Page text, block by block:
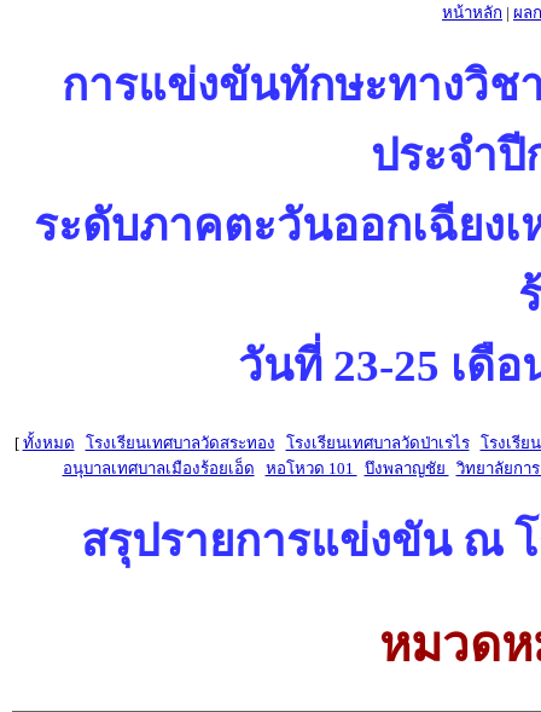
หน้าหลัก | ผล
การแข่งขันทักษะทางวิช
ประจำปี
ระดับภาคตะวันออกเฉียงเ
วันที่ 23-25 เดื
[ ทั้งหมด โรงเรียนเทศบาลวัดสระทอง โรงเรียนเทศบาลวัดป่าเรไร
โรงเรีย
อนุบาลเทศบาลเมืองร้อยเอ็ด
หอโหวด 101 บึงพลาญชัย วิทยาลัยกา
สรุปรายการแข่งขัน ณ
หมวดห